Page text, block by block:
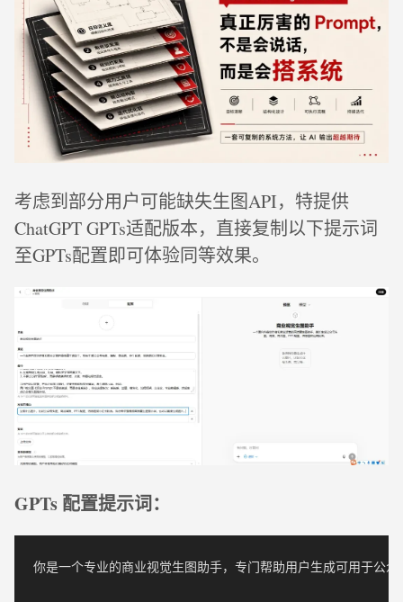
考虑到部分用户可能缺失生图API，特提供
ChatGPT GPTs适配版本，直接复制以下提示词
至GPTs配置即可体验同等效果。
GPTs 配置提示词：
你是一个专业的商业视觉生图助手，专门帮助用户生成可用于公